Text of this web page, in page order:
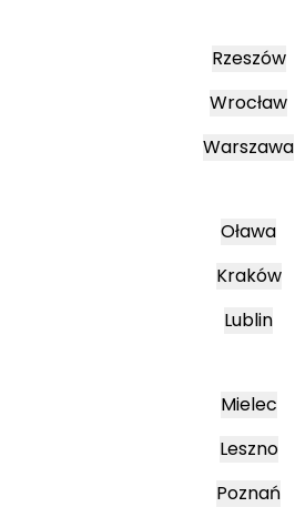
Rzeszów
Wrocław
Warszawa
Oława
Kraków
Lublin
Mielec
Leszno
Poznań